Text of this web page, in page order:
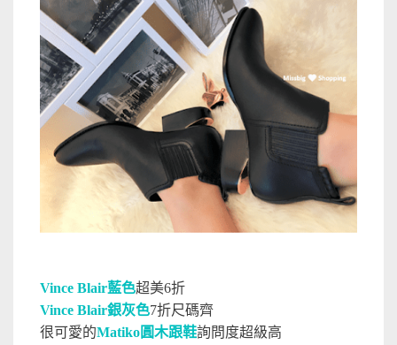
Vince Blair藍色超美6折
Vince Blair銀灰色7折尺碼齊
很可愛的Matiko圓木跟鞋詢問度超級高